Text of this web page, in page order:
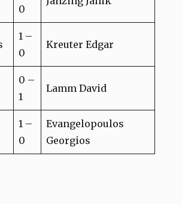
0
1 –
0
Kreuter Edgar
0 –
1
Lamm David
1 –
0
Evangelopoulos
Georgios